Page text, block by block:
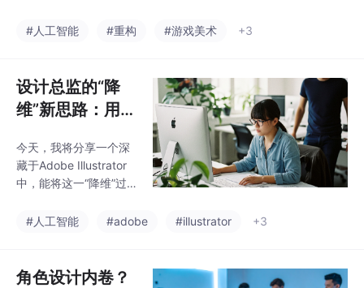
AI绘画技巧，而是一套
法，旨在将美术师从重
复性劳动中解放出来。
建议你一定先点赞收
反复研究。
#人工智能 #重构 #游戏美术 +3
设计总监的“降
维”新思路：用AI
化照片为矢量艺
术
今天，我将分享一个深
藏于Adobe Illustrator
中，能将这一“降维”过
的AI功能——图像描摹
e）。
#人工智能 #adobe #illustrator +3
角色设计内卷？